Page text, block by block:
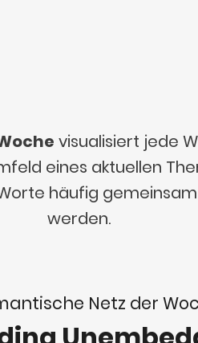
visualisiert jede
eines aktuellen
häufig
werden.
Netz der